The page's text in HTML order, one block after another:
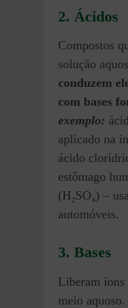
2. Ácidos
Compostos
solução
conduzem
com bases
exemplo:
aplicado na
ácido
estômago
(H₂SO₄) –
automóveis.
3. Bases
Liberam
meio